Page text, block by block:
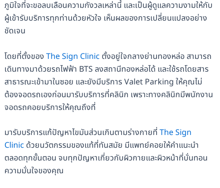
ภูมิใจที่จะขอลบเลือนความกังวลเหล่านี้ และเป็นผู้ดูแลความงามให้กับ
ผู้เข้ารับบริการทุกท่านด้วยหัวใจ เห็นผลของการเปลี่ยนแปลงอย่าง
ชัดเจน
โดยที่ตั้งของ The Sign Clinic ตั้งอยู่ใจกลางย่านทองหล่อ สามารถ
เดินทางมาด้วยรถไฟฟ้า BTS ลงสถานีทองหล่อได้ และใช้รถโดยสาร
สาธารณะเข้ามาในซอย และยังมีบริการ Valet Parking ให้คุณไม่
ต้องจอดรถเองก่อนมารับบริการที่คลินิก เพราะทางคลินิกมีพนักงาน
จอดรถคอยบริการให้คุณถึงที่
มารับบริการแก้ปัญหาไขมันส่วนเกินตามร่างกายที่ The Sign
Clinic ด้วยนวัตกรรมของแท้ที่ทันสมัย มีแพทย์คอยให้คำแนะนำ
ตลอดทุกขั้นตอน จบทุกปัญหาเกี่ยวกับผิวกายและผิวหน้าที่บั่นทอน
ความมั่นใจของคุณ